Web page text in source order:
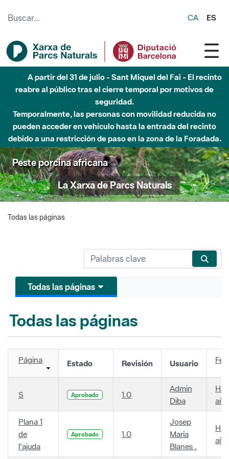
CA ES
A partir del 31 de julio - Sant Miquel del Fai - El recinto
reabre al público tras el cierre temporal por motivos de
seguridad.
Temporalmente, las personas con movilidad reducida no
pueden acceder en vehículo hasta la entrada del recinto
debido a una restricción de paso en la zona de la Foradada.
Peste porcina africana
La Xarxa de Parcs Naturals
Todas las páginas
Todas las páginas
Todas las páginas
Página Estado Revisión Usuario
S Aprobado 1.0
Admin
Diba
Plana 1
de
l'ajuda
Aprobado 1.0
Josep
Maria
Blanes .